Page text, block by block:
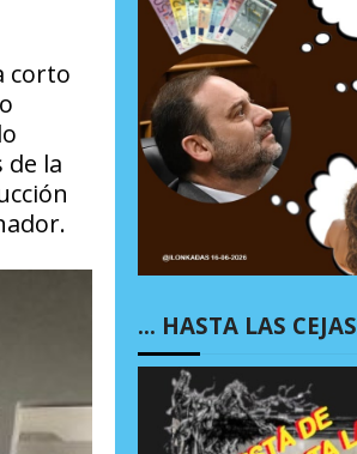
corto
la
… HASTA LAS CEJAS